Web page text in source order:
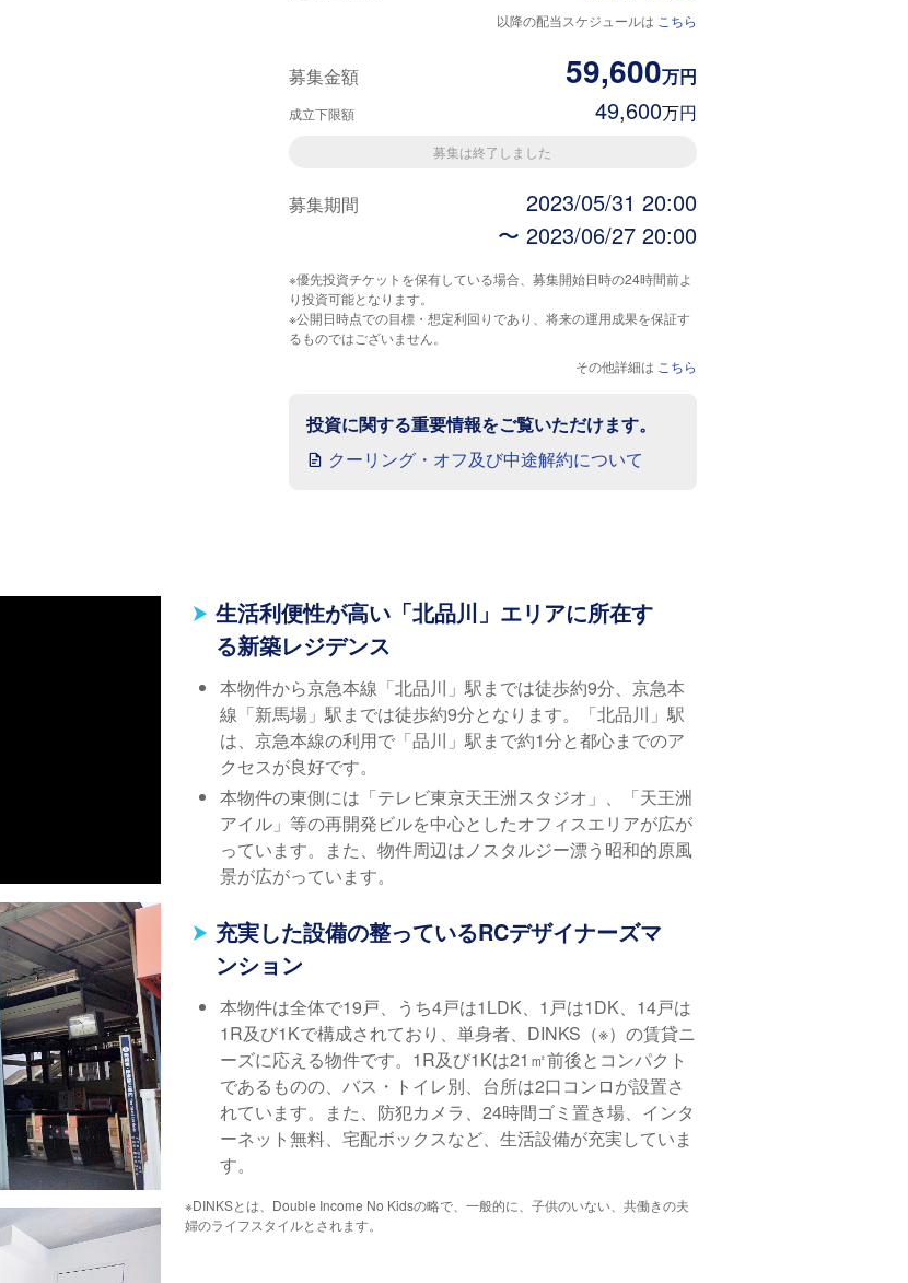
以降の配当スケジュールは こちら
募集金額 59,600万円
成立下限額 49,600万円
募集は終了しました
募集期間
2023/05/31 20:00
〜 2023/06/27 20:00
※優先投資チケットを保有している場合、募集開始日時の24時間前よ
り投資可能となります。
※公開日時点での目標・想定利回りであり、将来の運用成果を保証す
るものではございません。
その他詳細は こちら
投資に関する重要情報をご覧いただけます。
クーリング・オフ及び中途解約について
生活利便性が高い「北品川」エリアに所在す
る新築レジデンス
本物件から京急本線「北品川」駅までは徒歩約9分、京急本
線「新馬場」駅までは徒歩約9分となります。「北品川」駅
は、京急本線の利用で「品川」駅まで約1分と都心までのア
クセスが良好です。
本物件の東側には「テレビ東京天王洲スタジオ」、「天王洲
アイル」等の再開発ビルを中心としたオフィスエリアが広が
っています。また、物件周辺はノスタルジー漂う昭和的原風
景が広がっています。
充実した設備の整っているRCデザイナーズマ
ンション
本物件は全体で19戸、うち4戸は1LDK、1戸は1DK、14戸は
1R及び1Kで構成されており、単身者、DINKS（※）の賃貸ニ
ーズに応える物件です。1R及び1Kは21㎡前後とコンパクト
であるものの、バス・トイレ別、台所は2口コンロが設置さ
れています。また、防犯カメラ、24時間ゴミ置き場、インタ
ーネット無料、宅配ボックスなど、生活設備が充実していま
す。
※DINKSとは、Double Income No Kidsの略で、一般的に、子供のいない、共働きの夫
婦のライフスタイルとされます。